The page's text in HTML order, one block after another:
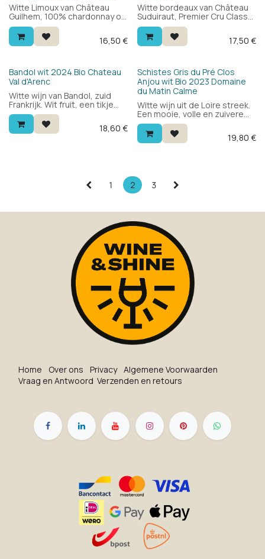
Witte Limoux van Château
Guilhem, 100% chardonnay op
eikenhout gerijpt. Elegant en
verfijnd met wit fruit, bloemen
en een geïntegreerde
balans in elk glas.
16,50 €
Witte bordeaux van Château
Suduiraut, Premier Cru Classé
de Sauternes. Blend van
sémillon, sauvignon blanc en
sauvignon gris: fris en
al lekker, maar kan nog enkele
jaren.
17,50 €
Bio
Bandol wit 2024 Bio Chateau
Val d'Arenc
Witte wijn van Bandol, zuid
Frankrijk. Wit fruit, een tikje
exotisch fruit en vooral veel
frisheid en finesse.
18,60 €
Bio
Schistes Gris du Pré Clos
Anjou wit Bio 2023 Domaine
du Matin Calme
Witte wijn uit de Loire streek.
Een mooie, volle en zuivere
Chenin. Complexiteit, lengte
en elegantie met lichte
houttoetsen. Alles wat je van
blanc.
19,80 €
1 2 3
Ho​me O​ve​r on​s Privacy Algemene Voorwaarden
Vraag en Antwoord Verzenden en retours